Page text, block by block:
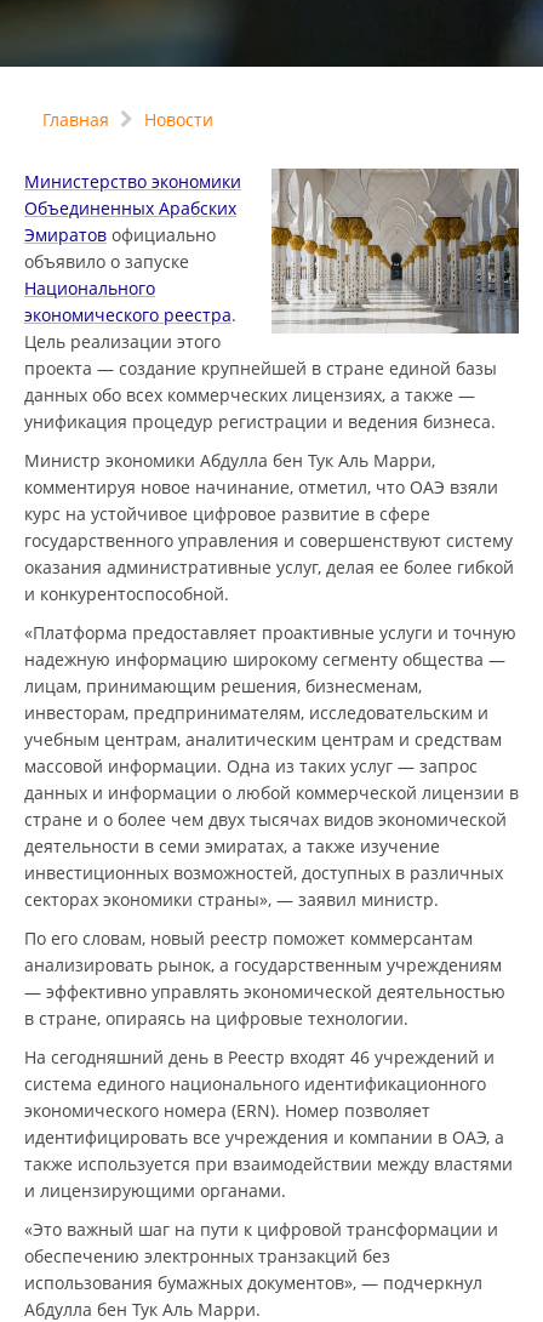
Главная Новости
Министерство экономики
Объединенных Арабских
Эмиратов официально
объявило о запуске
Национального
экономического реестра.
Цель реализации этого
проекта — создание крупнейшей в стране единой базы
данных обо всех коммерческих лицензиях, а также —
унификация процедур регистрации и ведения бизнеса.
Министр экономики Абдулла бен Тук Аль Марри,
комментируя новое начинание, отметил, что ОАЭ взяли
курс на устойчивое цифровое развитие в сфере
государственного управления и совершенствуют систему
оказания административные услуг, делая ее более гибкой
и конкурентоспособной.
«Платформа предоставляет проактивные услуги и точную
надежную информацию широкому сегменту общества —
лицам, принимающим решения, бизнесменам,
инвесторам, предпринимателям, исследовательским и
учебным центрам, аналитическим центрам и средствам
массовой информации. Одна из таких услуг — запрос
данных и информации о любой коммерческой лицензии в
стране и о более чем двух тысячах видов экономической
деятельности в семи эмиратах, а также изучение
инвестиционных возможностей, доступных в различных
секторах экономики страны», — заявил министр.
По его словам, новый реестр поможет коммерсантам
анализировать рынок, а государственным учреждениям
— эффективно управлять экономической деятельностью
в стране, опираясь на цифровые технологии.
На сегодняшний день в Реестр входят 46 учреждений и
система единого национального идентификационного
экономического номера (ERN). Номер позволяет
идентифицировать все учреждения и компании в ОАЭ, а
также используется при взаимодействии между властями
и лицензирующими органами.
«Это важный шаг на пути к цифровой трансформации и
обеспечению электронных транзакций без
использования бумажных документов», — подчеркнул
Абдулла бен Тук Аль Марри.